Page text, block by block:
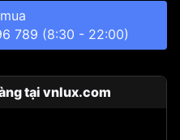
789 (8:30 - 22:00)
tại vnlux.com